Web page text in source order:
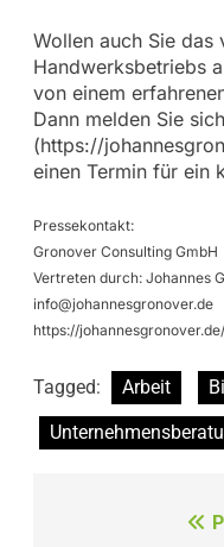
Wollen auch Sie das
Handwerksbetriebs
von einem
Dann melden Sie
(https://
einen Termin für ein
Pressekontakt:
Gronover Consulting GmbH
Vertreten durch: Johannes
info@johannesgronover.de
https://johannesgronover.de/
Tagged: Arbeit